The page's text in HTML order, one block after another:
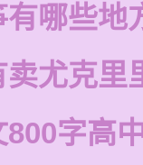
哪些地
尤克里
字高